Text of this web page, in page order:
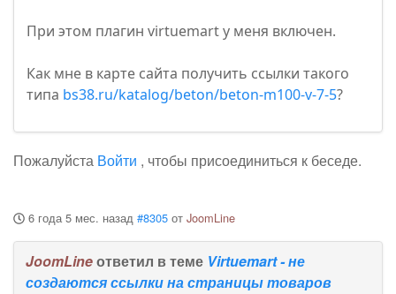
При этом плагин virtuemart у меня включен.
Как мне в карте сайта получить ссылки такого
типа bs38.ru/katalog/beton/beton-m100-v-7-5?
Пожалуйста Войти , чтобы присоединиться к беседе.
6 года 5 мес. назад #8305 от JoomLine
JoomLineответил в теме Virtuemart - не
создаются ссылки на страницы товаров